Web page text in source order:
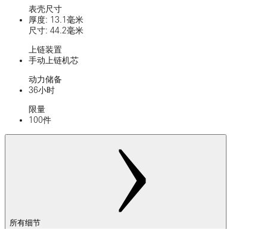
表壳尺寸
厚度: 13.1毫米
尺寸: 44.2毫米
上链装置
手动上链机芯
动力储备
36小时
限量
100件
所有细节